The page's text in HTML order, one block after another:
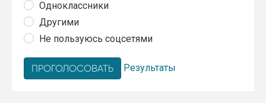
Одноклассники
Другими
Не пользуюсь соцсетями
Результаты